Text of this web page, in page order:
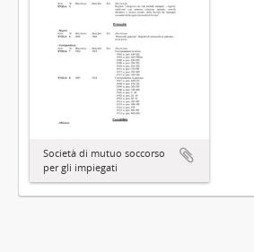
Società di mutuo soccorso
per gli impiegati